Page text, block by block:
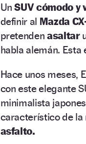
UnSUV cómodo y
definir al Mazda
pretendenasaltar
habla alemán. Esta
Hace unos meses,
con este elegante
minimalista
característico de la
asfalto.